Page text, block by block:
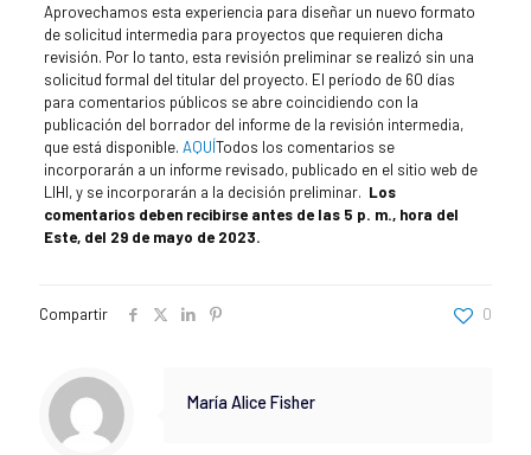
Aprovechamos esta experiencia para diseñar un nuevo formato
de solicitud intermedia para proyectos que requieren dicha
revisión. Por lo tanto, esta revisión preliminar se realizó sin una
solicitud formal del titular del proyecto. El período de 60 días
para comentarios públicos se abre coincidiendo con la
publicación del borrador del informe de la revisión intermedia,
que está disponible. AQUÍTodos los comentarios se
incorporarán a un informe revisado, publicado en el sitio web de
LIHI, y se incorporarán a la decisión preliminar. Los
comentarios deben recibirse antes de las 5 p. m., hora del
Este, del 29 de mayo de 2023.
Compartir 0
María Alice Fisher